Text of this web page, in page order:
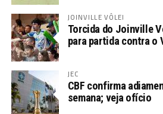
JOINVILLE VÔLEI
Torcida do Joinville
para partida contra o
JEC
CBF confirma
semana; veja ofício